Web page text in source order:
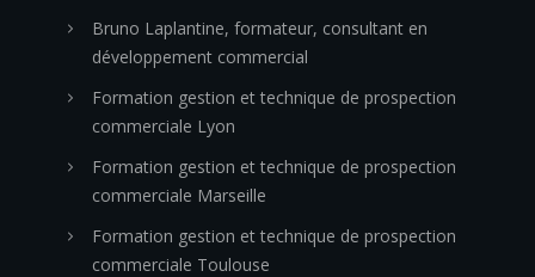
Bruno Laplantine, formateur, consultant en
développement commercial
Formation gestion et technique de prospection
commerciale Lyon
Formation gestion et technique de prospection
commerciale Marseille
Formation gestion et technique de prospection
commerciale Toulouse